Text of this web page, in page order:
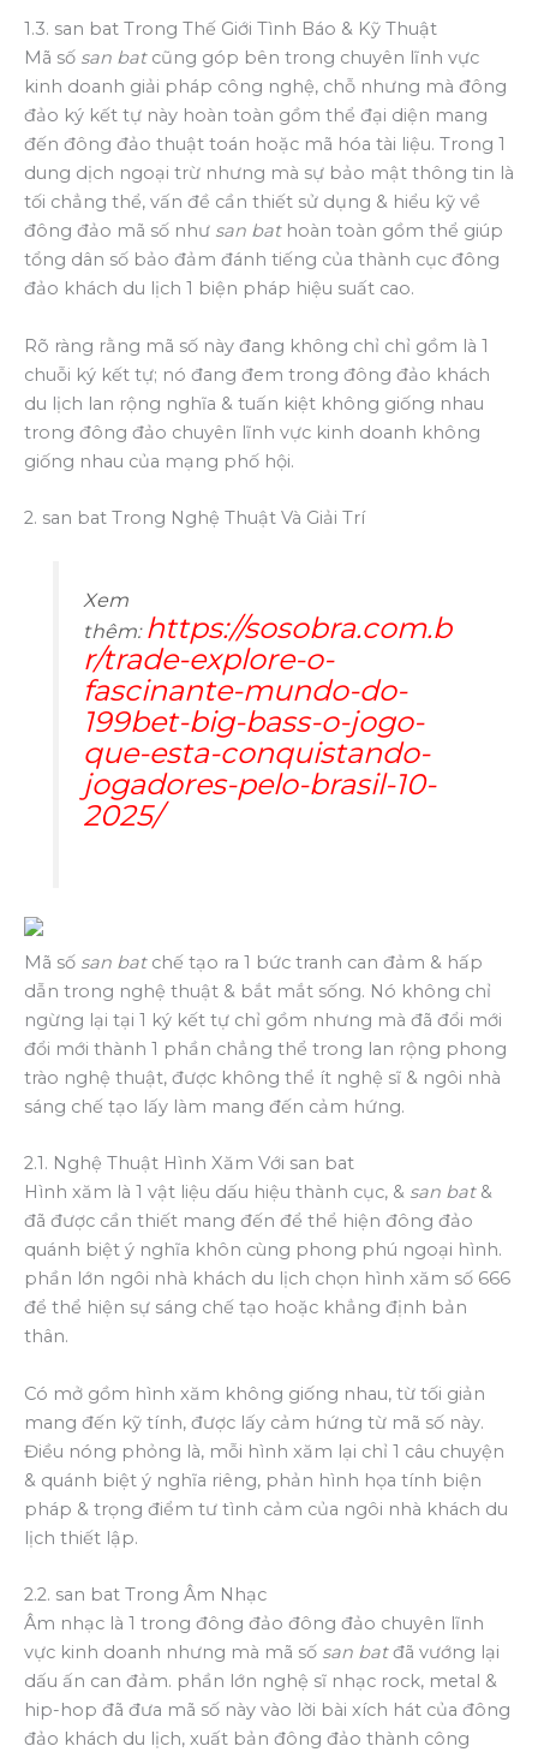
1.3. san bat Trong Thế Giới Tình Báo & Kỹ Thuật
Mã số san batcũng góp bên trong chuyên lĩnh vực
kinh doanh giải pháp công nghệ, chỗ nhưng mà đông
đảo ký kết tự này hoàn toàn gồm thể đại diện mang
đến đông đảo thuật toán hoặc mã hóa tài liệu. Trong 1
dung dịch ngoại trừ nhưng mà sự bảo mật thông tin là
tối chẳng thể, vấn đề cần thiết sử dụng & hiểu kỹ về
đông đảo mã số như san bathoàn toàn gồm thể giúp
tổng dân số bảo đảm đánh tiếng của thành cục đông
đảo khách du lịch 1 biện pháp hiệu suất cao.
Rõ ràng rằng mã số này đang không chỉ chỉ gồm là 1
chuỗi ký kết tự; nó đang đem trong đông đảo khách
du lịch lan rộng nghĩa & tuấn kiệt không giống nhau
trong đông đảo chuyên lĩnh vực kinh doanh không
giống nhau của mạng phố hội.
2. san bat Trong Nghệ Thuật Và Giải Trí
Xem
thêm: https://sosobra.com.b
r/trade-explore-o-
fascinante-mundo-do-
199bet-big-bass-o-jogo-
que-esta-conquistando-
jogadores-pelo-brasil-10-
2025/
Mã số san batchế tạo ra 1 bức tranh can đảm & hấp
dẫn trong nghệ thuật & bắt mắt sống. Nó không chỉ
ngừng lại tại 1 ký kết tự chỉ gồm nhưng mà đã đổi mới
đổi mới thành 1 phần chẳng thể trong lan rộng phong
trào nghệ thuật, được không thể ít nghệ sĩ & ngôi nhà
sáng chế tạo lấy làm mang đến cảm hứng.
2.1. Nghệ Thuật Hình Xăm Với san bat
Hình xăm là 1 vật liệu dấu hiệu thành cục, & san bat&
đã được cần thiết mang đến để thể hiện đông đảo
quánh biệt ý nghĩa khôn cùng phong phú ngoại hình.
phần lớn ngôi nhà khách du lịch chọn hình xăm số 666
để thể hiện sự sáng chế tạo hoặc khẳng định bản
thân.
Có mở gồm hình xăm không giống nhau, từ tối giản
mang đến kỹ tính, được lấy cảm hứng từ mã số này.
Điều nóng phỏng là, mỗi hình xăm lại chỉ 1 câu chuyện
& quánh biệt ý nghĩa riêng, phản hình họa tính biện
pháp & trọng điểm tư tình cảm của ngôi nhà khách du
lịch thiết lập.
2.2. san bat Trong Âm Nhạc
Âm nhạc là 1 trong đông đảo đông đảo chuyên lĩnh
vực kinh doanh nhưng mà mã số san batđã vướng lại
dấu ấn can đảm. phần lớn nghệ sĩ nhạc rock, metal &
hip-hop đã đưa mã số này vào lời bài xích hát của đông
đảo khách du lịch, xuất bản đông đảo thành công